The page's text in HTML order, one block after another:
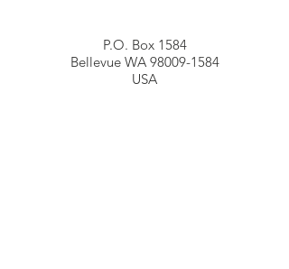
P.O. Box 1584
Bellevue WA 98009-1584
USA